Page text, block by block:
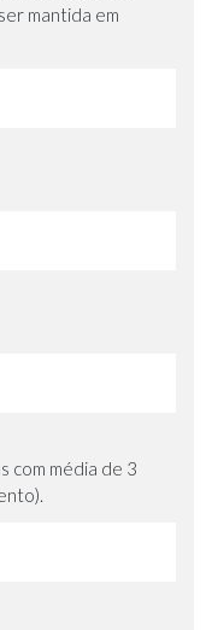
mantida em
com média de 3